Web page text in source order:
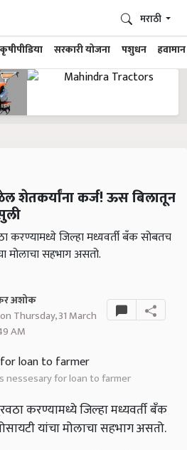
कृषीपीडिया सरकारी योजना पशुधन हवामान
मराठी
शेतकर्यांना कर्ज! ऊस बिलातून
करण्यामध्ये जिल्हा मध्यवर्ती बँक सोबतच
मोलाचा सहभाग असतो.
अशोक
Thursday, 31 March
AM
for loan to farmer
करण्यामध्ये जिल्हा मध्यवर्ती बँक
यांचा मोलाचा सहभाग असतो.